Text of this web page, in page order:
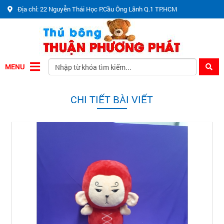
Địa chỉ: 22 Nguyễn Thái Học P.Cầu Ông Lãnh Q.1 TP.HCM
MENU
CHI TIẾT BÀI VIẾT